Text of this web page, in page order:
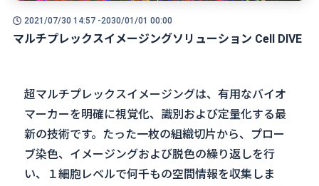
2021/07/30 14:57 -2030/01/01 00:00
マルチプレックスイメージングソリューション Cell DIVE
超マルチプレックスイメージングは、有用なバイオ
マーカーを明確に視覚化、識別および定量化する最
新の技術です。たった一枚の組織切片から、プロー
ブ染色、イメージングおよび脱色の繰り返しを行
い、１細胞レベルで何千もの空間情報を収集しま